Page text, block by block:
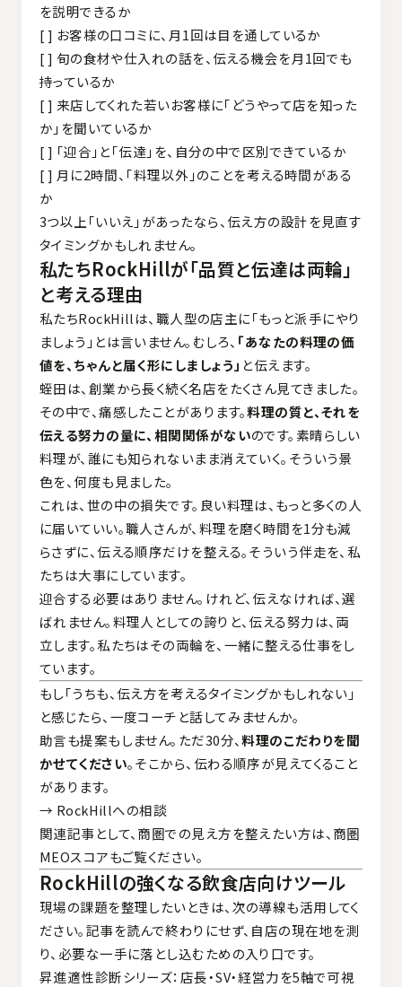
を説明できるか
[ ] お客様の口コミに、月1回は目を通しているか
[ ] 旬の食材や仕入れの話を、伝える機会を月1回でも
持っているか
[ ] 来店してくれた若いお客様に「どうやって店を知った
か」を聞いているか
[ ] 「迎合」と「伝達」を、自分の中で区別できているか
[ ] 月に2時間、「料理以外」のことを考える時間がある
か
3つ以上「いいえ」があったなら、伝え方の設計を見直す
タイミングかもしれません。
私たちRockHillが「品質と伝達は両輪」
と考える理由
私たちRockHillは、職人型の店主に「もっと派手にやり
ましょう」とは言いません。むしろ、 「あなたの料理の価
値を、ちゃんと届く形にしましょう」 と伝えます。
蛭田は、創業から長く続く名店をたくさん見てきました。
その中で、痛感したことがあります。料理の質と、それを
伝える努力の量に、相関関係がないのです。素晴らしい
料理が、誰にも知られないまま消えていく。そういう景
色を、何度も見ました。
これは、世の中の損失です。良い料理は、もっと多くの人
に届いていい。職人さんが、料理を磨く時間を1分も減
らさずに、伝える順序だけを整える。そういう伴走を、私
たちは大事にしています。
迎合する必要はありません。けれど、伝えなければ、選
ばれません。料理人としての誇りと、伝える努力は、両
立します。私たちはその両輪を、一緒に整える仕事をし
ています。
もし「うちも、伝え方を考えるタイミングかもしれない」
と感じたら、一度コーチと話してみませんか。
助言も提案もしません。ただ30分、料理のこだわりを聞
かせてください。そこから、伝わる順序が見えてくること
があります。
→ RockHillへの相談
関連記事として、商圏での見え方を整えたい方は、 商圏
MEOスコアもご覧ください。
RockHillの強くなる飲食店向けツール
現場の課題を整理したいときは、次の導線も活用してく
ださい。記事を読んで終わりにせず、自店の現在地を測
り、必要な一手に落とし込むための入り口です。
昇進適性診断シリーズ：店長・SV・経営力を5軸で可視